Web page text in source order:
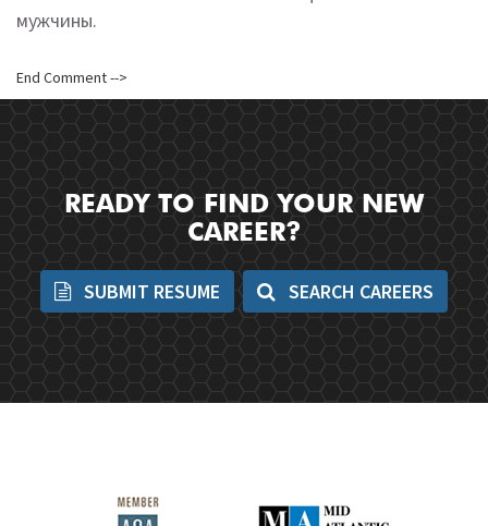
мужчины.
End Comment -->
READY TO FIND YOUR NEW
CAREER?
SUBMIT RESUME SEARCH CAREERS